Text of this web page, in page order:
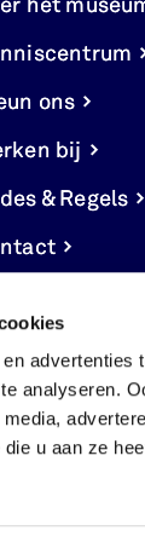
analyseren.
u aan ze
het
ons
bij
& Regels